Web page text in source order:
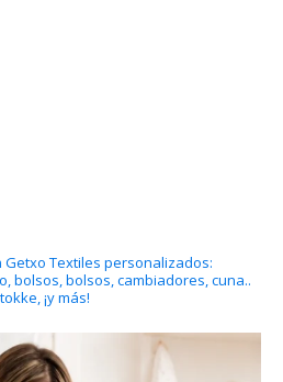
Getxo Textiles personalizados:
bolsos, bolsos, cambiadores, cuna..
¡y más!